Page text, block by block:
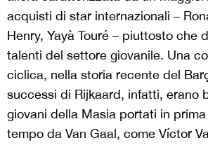
acquisti di star internazionali –
Henry, Yayà Touré – piuttosto che
talenti del settore giovanile. Una
ciclica, nella storia recente del
successi di Rijkaard, infatti, erano
giovani della Masia portati in
tempo da Van Gaal, come Víctor